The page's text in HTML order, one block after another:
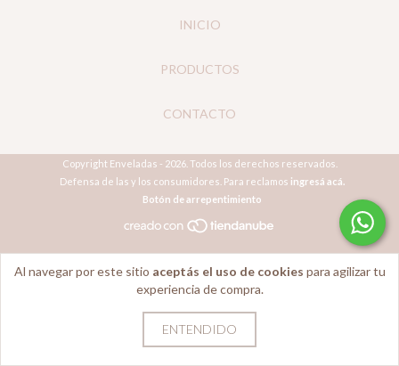
Al navegar por este sitio aceptás el uso de cookies para agilizar tu
experiencia de compra.
ENTENDIDO
INICIO
PRODUCTOS
CONTACTO
Copyright Enveladas - 2026. Todos los derechos reservados.
Defensa de las y los consumidores. Para reclamos ingresá acá.
Botón de arrepentimiento